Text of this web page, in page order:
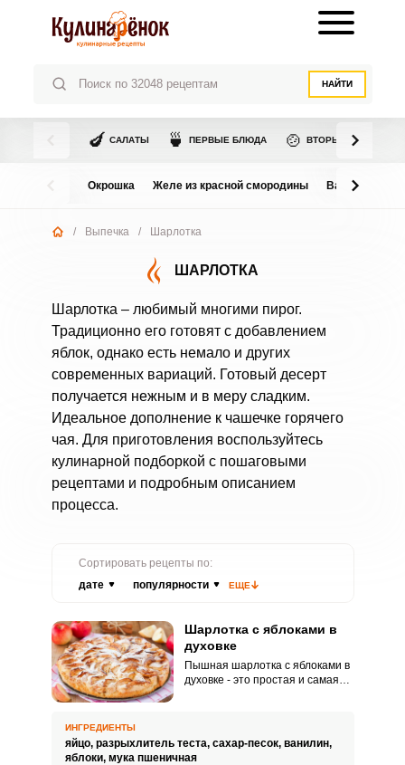
НАЙТИ
🍆 САЛАТЫ 🍵 ПЕРВЫЕ БЛЮДА 🍲 ВТОРЫЕ БЛЮДА
Окрошка Желе из красной смородины Варенье из
/ Выпечка / Шарлотка
ШАРЛОТКА
Шарлотка – любимый многими пирог.
Традиционно его готовят с добавлением
яблок, однако есть немало и других
современных вариаций. Готовый десерт
получается нежным и в меру сладким.
Идеальное дополнение к чашечке горячего
чая. Для приготовления воспользуйтесь
кулинарной подборкой с пошаговыми
рецептами и подробным описанием
процесса.
Сортировать рецепты по:
дате
популярности ЕЩЕ
Шарлотка с яблоками в
духовке
Пышная шарлотка с яблоками в
духовке - это простая и самая
яблочками, которые можно
кушать, сорвав прямо с дерева.
ИНГРЕДИЕНТЫ
яйцо, разрыхлитель теста, сахар-песок, ванилин,
яблоки, мука пшеничная